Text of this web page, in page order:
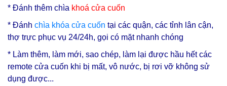
* Đánh thêm chìa khoá cửa cuốn
* Đánh chìa khóa cửa cuốn tại các quận, các tỉnh lân cận,
thợ trực phục vụ 24/24h, gọi có mặt nhanh chóng
* Làm thêm, làm mới, sao chép, làm lại được hầu hết các
remote cửa cuốn khi bị mất, vô nước, bị rơi vỡ không sử
dụng được...